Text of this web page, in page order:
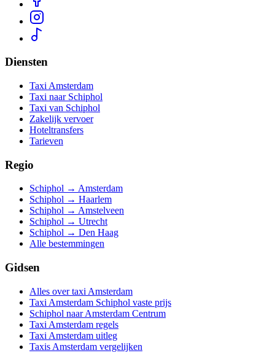
Diensten
Taxi Amsterdam
Taxi naar Schiphol
Taxi van Schiphol
Zakelijk vervoer
Hoteltransfers
Tarieven
Regio
Schiphol → Amsterdam
Schiphol → Haarlem
Schiphol → Amstelveen
Schiphol → Utrecht
Schiphol → Den Haag
Alle bestemmingen
Gidsen
Alles over taxi Amsterdam
Taxi Amsterdam Schiphol vaste prijs
Schiphol naar Amsterdam Centrum
Taxi Amsterdam regels
Taxi Amsterdam uitleg
Taxis Amsterdam vergelijken